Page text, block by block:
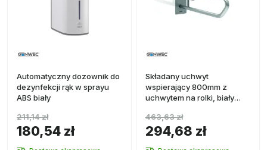
Automatyczny dozownik do
dezynfekcji rąk w sprayu
ABS biały
180,54 zł
211,14 zł
Składany uchwyt
wspierający 800mm z
uchwytem na rolki, biały
294,68 zł
463,63 zł